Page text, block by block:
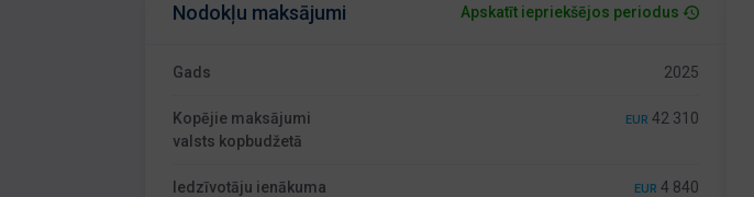
Nodokļu maksājumi Apskatīt iepriekšējos periodus
Gads 2025
Kopējie maksājumi
valsts kopbudžetā
EUR 42 310
Iedzīvotāju ienākuma
EUR 4 840